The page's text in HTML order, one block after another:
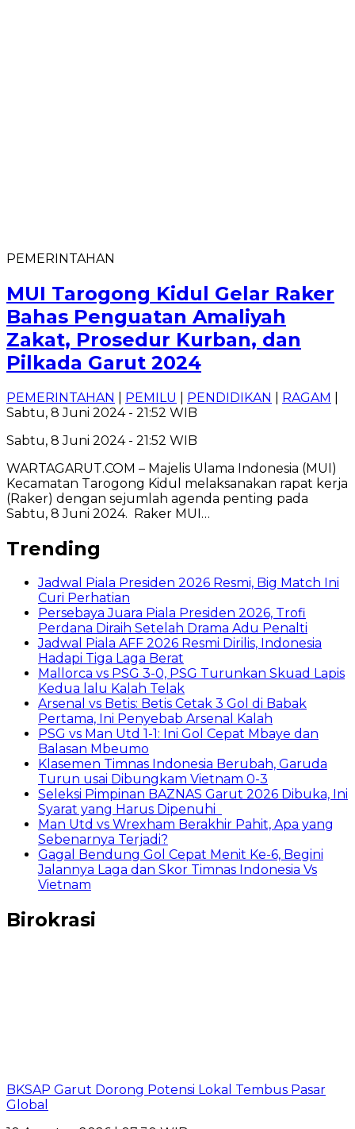
PEMERINTAHAN
MUI Tarogong Kidul Gelar Raker
Bahas Penguatan Amaliyah
Zakat, Prosedur Kurban, dan
Pilkada Garut 2024
PEMERINTAHAN PEMILU PENDIDIKAN RAGAM
Sabtu, 8 Juni 2024 - 21:52 WIB
Sabtu, 8 Juni 2024 - 21:52 WIB
WARTAGARUT.COM – Majelis Ulama Indonesia (MUI)
Kecamatan Tarogong Kidul melaksanakan rapat kerja
(Raker) dengan sejumlah agenda penting pada
Sabtu, 8 Juni 2024. Raker MUI…
Trending
Jadwal Piala Presiden 2026 Resmi, Big Match Ini
Curi Perhatian
Persebaya Juara Piala Presiden 2026, Trofi
Perdana Diraih Setelah Drama Adu Penalti
Jadwal Piala AFF 2026 Resmi Dirilis, Indonesia
Hadapi Tiga Laga Berat
Mallorca vs PSG 3-0, PSG Turunkan Skuad Lapis
Kedua lalu Kalah Telak
Arsenal vs Betis: Betis Cetak 3 Gol di Babak
Pertama, Ini Penyebab Arsenal Kalah
PSG vs Man Utd 1-1: Ini Gol Cepat Mbaye dan
Balasan Mbeumo
Klasemen Timnas Indonesia Berubah, Garuda
Turun usai Dibungkam Vietnam 0-3
Seleksi Pimpinan BAZNAS Garut 2026 Dibuka, Ini
Syarat yang Harus Dipenuhi
Man Utd vs Wrexham Berakhir Pahit, Apa yang
Sebenarnya Terjadi?
Gagal Bendung Gol Cepat Menit Ke-6, Begini
Jalannya Laga dan Skor Timnas Indonesia Vs
Vietnam
Birokrasi
BKSAP Garut Dorong Potensi Lokal Tembus Pasar
Global